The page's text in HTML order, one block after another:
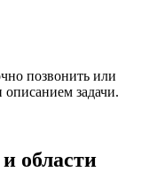
позвонить или
задачи.
области